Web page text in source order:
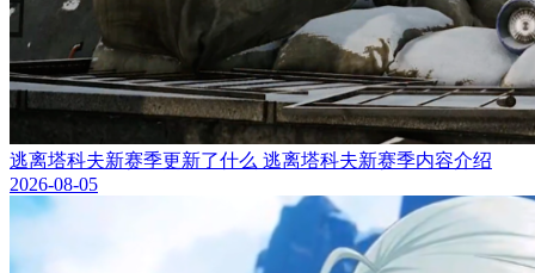
逃离塔科夫新赛季更新了什么 逃离塔科夫新赛季内容介绍
2026-08-05